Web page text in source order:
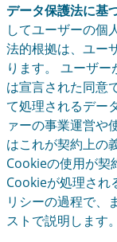
データ保護法に基
してユーザーの個
法的根拠は、ユー
ります。 ユーザ
は宣言された同意
て処理されるデー
ァーの事業運営や
はこれが契約上の
Cookieの使用が契
Cookieが処理され
リシーの過程で、
ストで説明します。